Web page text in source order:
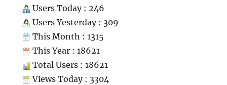
Users Today : 246
Users Yesterday : 309
This Month : 1315
This Year : 18621
Total Users : 18621
Views Today : 3304